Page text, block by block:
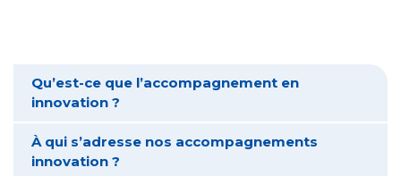
Qu’est-ce que l’accompagnement en
innovation ?
À qui s’adresse nos accompagnements
innovation ?